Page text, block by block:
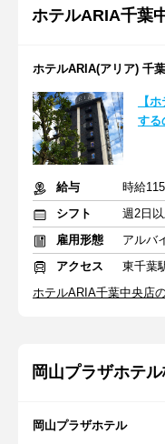
ホテルARIA千葉
ホテルARIA(アリア) 千
【
する
給与
時給
シフト
雇用形態
アルバ
アクセス
東千葉
ホテルARIA千葉中央店
岡山プラザホテ
岡山プラザホテル